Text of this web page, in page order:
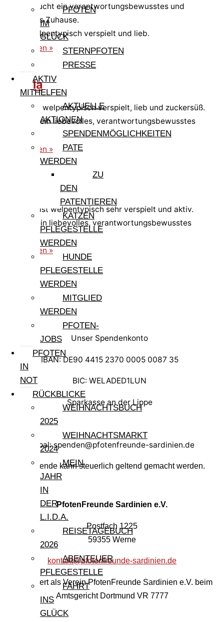
PFOTEN
IM
GLÜCK
STERNPFOTEN
PRESSE
AKTIV
MITHELFEN
AKTUELLE
AKTIONEN
SPENDENMÖGLICHKEITEN
PATE
WERDEN
ZU
DEN
PATENTIEREN
KATZEN
PFLEGESTELLE
WERDEN
HUNDE
PFLEGESTELLE
WERDEN
MITGLIED
WERDEN
PFOTEN-
JOBS
PFOTEN
IN
NOT
RÜCKBLICKE
WEIHNACHTSBUCH
2025
WEIHNACHTSMARKT
2024
MEIN
JAHR
IN
DER
L.I.D.A.
REISETAGEBUCH
2026
ABENTEUER
PFLEGESTELLE
FAHRT
INS
GLÜCK
Gigloila sucht ein verantwortungsbewusstes und
liebevolles Zuhause.
Sie ist welpentypisch verspielt und lieb.
weiterlesen »
Gisella
Gisella ist welpentypisch verspielt, lieb und zuckersüß.
Sie sucht ein liebevolles, verantwortungsbewusstes
Zuhause.
weiterlesen »
Germano ist welpentypisch sehr verspielt und aktiv.
Er sucht ein liebevolles, verantwortungsbewusstes
weiterlesen »
Unser Spendenkonto
IBAN: DE90 4415 2370 0005 0087 35
BIC: WELADED1LUN
Sparkasse an der Lippe
Paypal: spenden@pfotenfreunde-sardinien.de
Ihre Spende kann steuerlich geltend gemacht werden.
PfotenFreunde Sardinien e.V.
Postfach 1225
59355 Werne
kontakt@pfotenfreunde-sardinien.de
Registriert als Verein PfotenFreunde Sardinien e.V. beim
Amtsgericht Dortmund VR 7777